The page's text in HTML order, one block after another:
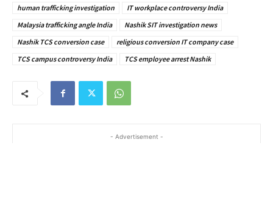
human trafficking investigation
IT workplace controversy India
Malaysia trafficking angle India
Nashik SIT investigation news
Nashik TCS conversion case
religious conversion IT company case
TCS campus controversy India
TCS employee arrest Nashik
- Advertisement -